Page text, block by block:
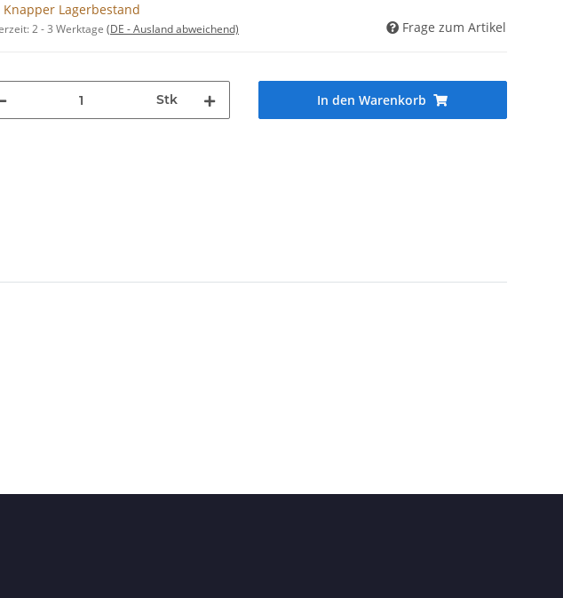
Knapper Lagerbestand
2 - 3 Werktage (DE - Ausland abweichend) Frage zum Artikel
Stk In den Warenkorb